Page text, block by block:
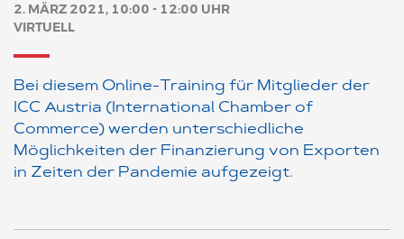
2. MÄRZ 2021, 10:00 - 12:00 UHR
VIRTUELL
Bei diesem Online-Training für Mitglieder der
ICC Austria (International Chamber of
Commerce) werden unterschiedliche
Möglichkeiten der Finanzierung von Exporten
in Zeiten der Pandemie aufgezeigt.